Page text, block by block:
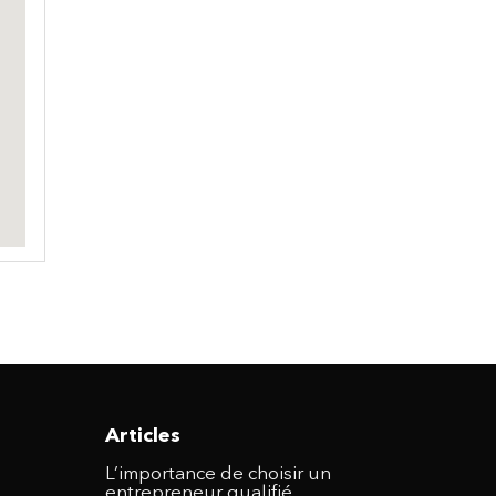
Articles
L’importance de choisir un